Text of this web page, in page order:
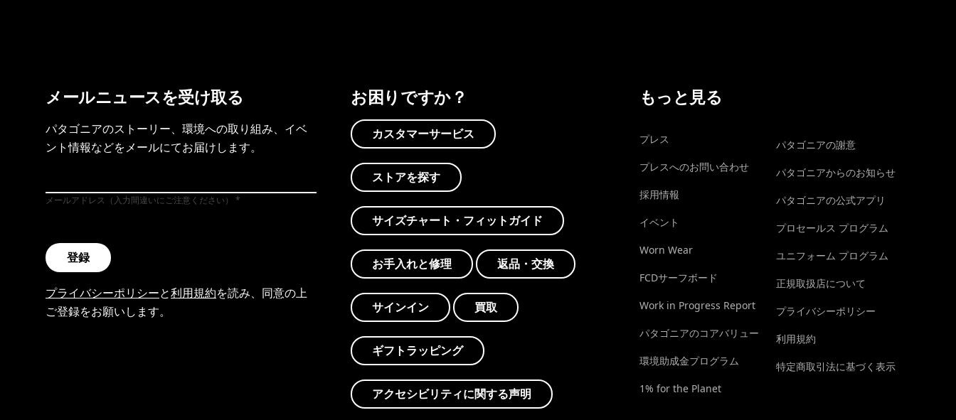
メールニュースを受け取る
パタゴニアのストーリー、環境への取り組み、イベ
ント情報などをメールにてお届けします。
メールアドレス（入力間違いにご注意ください）
登録
プライバシーポリシーと利用規約を読み、同意の上
ご登録をお願いします。
お困りですか？
カスタマーサービス
ストアを探す
サイズチャート・フィットガイド
お手入れと修理 返品・交換
サインイン 買取
ギフトラッピング
アクセシビリティに関する声明
もっと見る
プレス
プレスへのお問い合わせ
採用情報
イベント
Worn Wear
FCDサーフボード
Work in Progress Report
パタゴニアのコアバリュー
環境助成金プログラム
1% for the Planet
パタゴニアの謝意
パタゴニアからのお知らせ
パタゴニアの公式アプリ
プロセールス プログラム
ユニフォーム プログラム
正規取扱店について
プライバシーポリシー
利用規約
特定商取引法に基づく表示